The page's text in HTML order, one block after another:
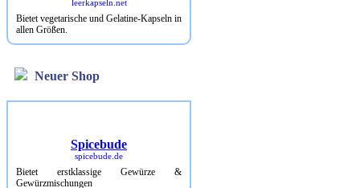
Bietet vegetarische und Gelatine-Kapseln in
allen Größen.
Bietet erstklassige Gewürze &
Gewürzmischungen